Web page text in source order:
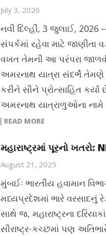
July 3, 2026
નવી દિલ્હી, 3 જુલાઈ, 2026
સંપર્કમાં રહેવા માટે જાણીતા
વખત તેમની આ પરંપરા
અમરનાથ યાત્રા સંદર્ભે
કરીને સૌને પ્રોત્સાહિત
અમરનાથ યાત્રાળુઓના
READ MORE
મહારાષ્ટ્રમાં પૂરનો ખતરો:
August 21, 2025
મુંબઈઃ ભારતીય હવામાન
મધ્યપ્રદેશમાં ભારે વરસાદનું
સાથે જ, મહારાષ્ટ્રના
સૌરાષ્ટ્ર-કચ્છમાં પણ